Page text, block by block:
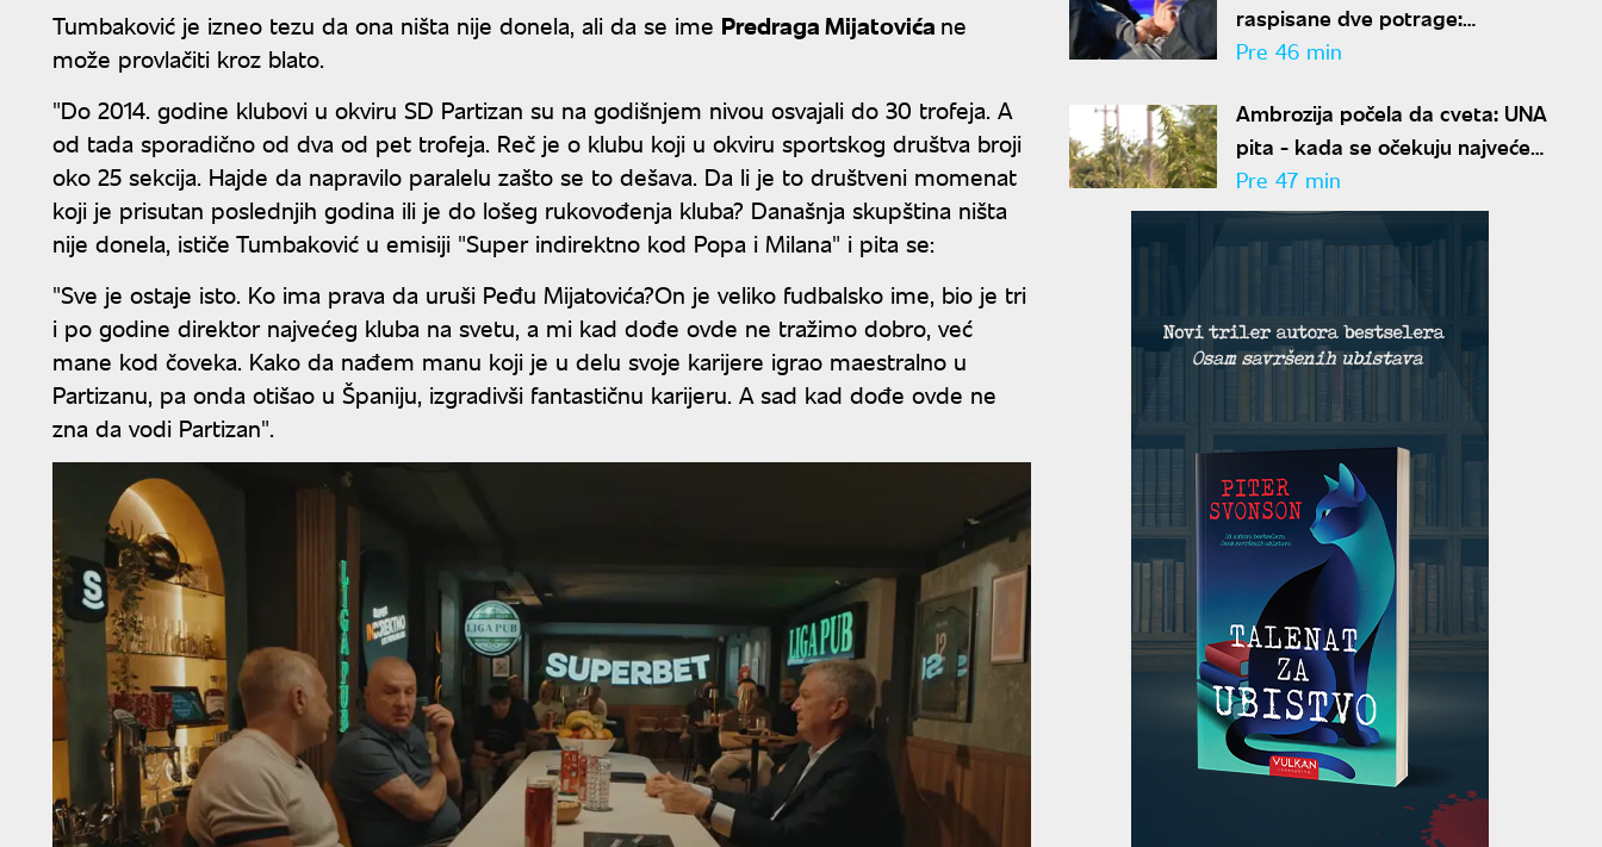
Tumbaković je izneo tezu da ona ništa nije donela, ali da se ime Predraga Mijatovića ne
može provlačiti kroz blato.
"Do 2014. godine klubovi u okviru SD Partizan su na godišnjem nivou osvajali do 30 trofeja. A
od tada sporadično od dva od pet trofeja. Reč je o klubu koji u okviru sportskog društva broji
oko 25 sekcija. Hajde da napravilo paralelu zašto se to dešava. Da li je to društveni momenat
koji je prisutan poslednjih godina ili je do lošeg rukovođenja kluba? Današnja skupština ništa
nije donela, ističe Tumbaković u emisiji "Super indirektno kod Popa i Milana" i pita se:
"Sve je ostaje isto. Ko ima prava da uruši Peđu Mijatovića?On je veliko fudbalsko ime, bio je tri
i po godine direktor najvećeg kluba na svetu, a mi kad dođe ovde ne tražimo dobro, već
mane kod čoveka. Kako da nađem manu koji je u delu svoje karijere igrao maestralno u
Partizanu, pa onda otišao u Španiju, izgradivši fantastičnu karijeru. A sad kad dođe ovde ne
zna da vodi Partizan".
raspisane dve potrage:
Specijalci uhapsili osumnjičenog
pritvor
Pre 46 min
Ambrozija počela da cveta: UNA
pita - kada se očekuju najveće
koncentracije polena i kako da
se zaštitimo?
Pre 47 min